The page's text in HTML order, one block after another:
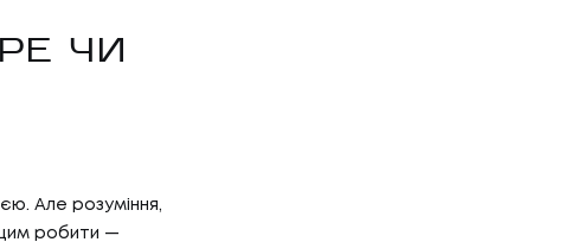
ЧИ
Але розуміння,
цим робити —